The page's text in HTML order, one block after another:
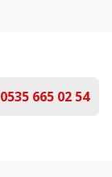
0535 665 02 54